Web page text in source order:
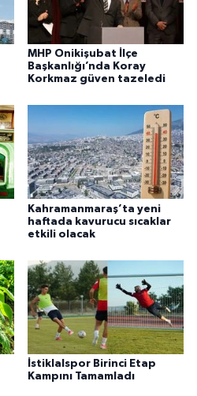
MHP Onikişubat İlçe
Başkanlığı’nda Koray
Korkmaz güven tazeledi
Kahramanmaraş’ta yeni
haftada kavurucu sıcaklar
etkili olacak
İstiklalspor Birinci Etap
Kampını Tamamladı